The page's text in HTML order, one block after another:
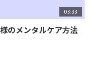
03:33
のメンタルケア方法